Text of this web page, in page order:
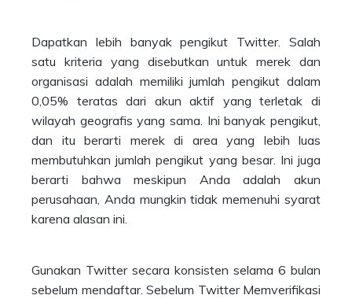
Dapatkan lebih banyak pengikut Twitter. Salah
satu kriteria yang disebutkan untuk merek dan
organisasi adalah memiliki jumlah pengikut dalam
0,05% teratas dari akun aktif yang terletak di
wilayah geografis yang sama. Ini banyak pengikut,
dan itu berarti merek di area yang lebih luas
membutuhkan jumlah pengikut yang besar. Ini juga
berarti bahwa meskipun Anda adalah akun
perusahaan, Anda mungkin tidak memenuhi syarat
karena alasan ini.
Gunakan Twitter secara konsisten selama 6 bulan
sebelum mendaftar. Sebelum Twitter Memverifikasi